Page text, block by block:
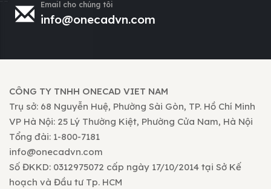
Email cho chúng tôi
info@onecadvn.com
CÔNG TY TNHH ONECAD VIET NAM
Trụ sở: 68 Nguyễn Huệ, Phường Sài Gòn, TP. Hồ Chí Minh
VP Hà Nội: 25 Lý Thường Kiệt, Phường Cửa Nam, Hà Nội
Tổng đài: 1-800-7181
info@onecadvn.com
Số ĐKKD: 0312975072 cấp ngày 17/10/2014 tại Sở Kế
hoạch và Đầu tư Tp. HCM